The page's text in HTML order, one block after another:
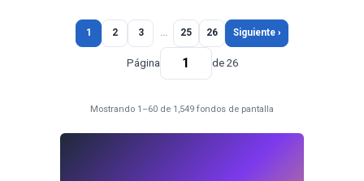
1 2 3 … 25 26 Siguiente ›
Página de 26
Mostrando 1–60 de 1,549 fondos de pantalla